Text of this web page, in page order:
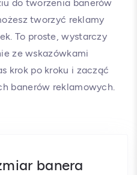
do tworzenia banerów
tworzyć reklamy
To proste, wystarczy
ze wskazówkami
krok po kroku i zacząć
banerów reklamowych.
banera